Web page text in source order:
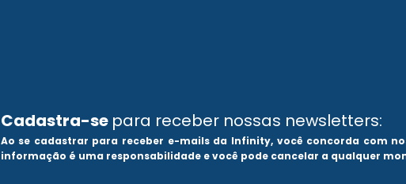
Cadastra-se para receber nossas newsletters:
Ao se cadastrar para receber e-mails da Infinity, você concorda com
informação é uma responsabilidade e você pode cancelar a qualquer